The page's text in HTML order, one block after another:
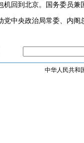
机回到北京。国务委员
党中央政治局常委、内
中华人民共和